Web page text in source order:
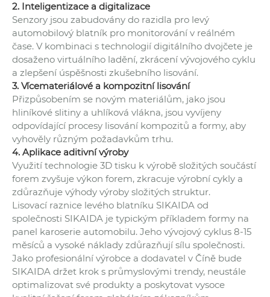
2. Inteligentizace a digitalizace
Senzory jsou zabudovány do razidla pro levý
automobilový blatník pro monitorování v reálném
čase. V kombinaci s technologií digitálního dvojčete je
dosaženo virtuálního ladění, zkrácení vývojového cyklu
a zlepšení úspěšnosti zkušebního lisování.
3. Vícemateriálové a kompozitní lisování
Přizpůsobením se novým materiálům, jako jsou
hliníkové slitiny a uhlíková vlákna, jsou vyvíjeny
odpovídající procesy lisování kompozitů a formy, aby
vyhověly různým požadavkům trhu.
4. Aplikace aditivní výroby
Využití technologie 3D tisku k výrobě složitých součástí
forem zvyšuje výkon forem, zkracuje výrobní cykly a
zdůrazňuje výhody výroby složitých struktur.
Lisovací raznice levého blatníku SIKAIDA od
společnosti SIKAIDA je typickým příkladem formy na
panel karoserie automobilu. Jeho vývojový cyklus 8-15
měsíců a vysoké náklady zdůrazňují sílu společnosti.
Jako profesionální výrobce a dodavatel v Číně bude
SIKAIDA držet krok s průmyslovými trendy, neustále
optimalizovat své produkty a poskytovat vysoce